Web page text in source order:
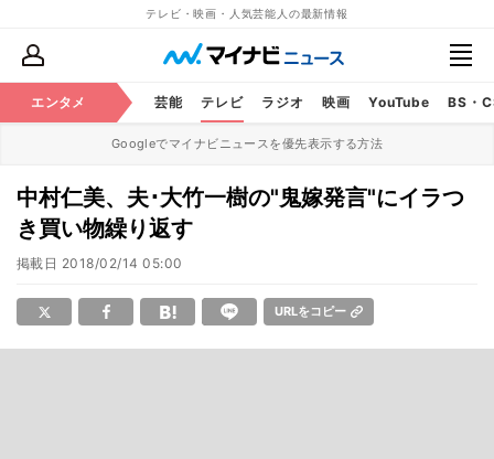
テレビ・映画・人気芸能人の最新情報
エンタメ 芸能 テレビ ラジオ 映画 YouTube BS・
Googleでマイナビニュースを優先表示する方法
中村仁美、夫･大竹一樹の"鬼嫁発言"にイラつ
き買い物繰り返す
掲載日 2018/02/14 05:00
URLをコピー